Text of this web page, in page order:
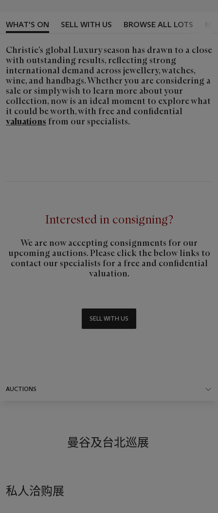
WHAT'S ON SELL WITH US BROWSE ALL LOTS
Christie’s global Luxury season has drawn to a close
with outstanding results, reflecting strong
international demand across jewellery, watches,
wine, and handbags. Whether you are considering a
sale or simply wish to learn more about your
collection, now is an ideal moment to explore what
it could be worth, with free and confidential
valuations from our specialists.
Interested in consigning?
We are now accepting consignments for our
upcoming auctions. Please click the below links to
contact our specialists for a free and confidential
valuation.
SELL WITH US
AUCTIONS
曼谷及台北巡展
私人洽购展